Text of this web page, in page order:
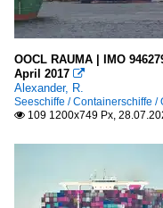
OOCL RAUMA | IMO
April 2017 
Alexander, R.
Seeschiffe / Containerschiffe /
 109 1200x749 Px,